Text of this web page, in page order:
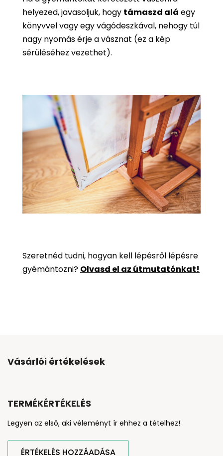
helyezed, javasoljuk, hogy támaszd alá egy
könyvvel vagy egy vágódeszkával, nehogy túl
nagy nyomás érje a vásznat (ez a kép
sérüléséhez vezethet).
Szeretnéd tudni, hogyan kell lépésről lépésre
gyémántozni? Olvasd el az útmutatónkat!
Vásárlói értékelések
TERMÉKÉRTÉKELÉS
Legyen az első, aki véleményt ír ehhez a tételhez!
ÉRTÉKELÉS HOZZÁADÁSA